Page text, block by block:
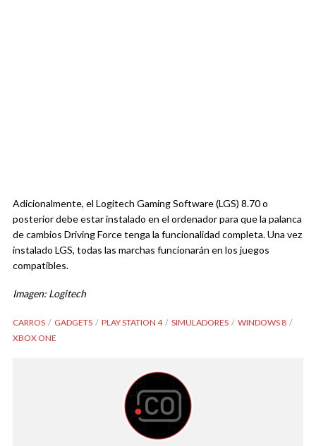
Adicionalmente, el Logitech Gaming Software (LGS) 8.70 o
posterior debe estar instalado en el ordenador para que la palanca
de cambios Driving Force tenga la funcionalidad completa. Una vez
instalado LGS, todas las marchas funcionarán en los juegos
compatibles.
Imagen: Logitech
CARROS GADGETS PLAY STATION 4 SIMULADORES
WINDOWS 8
XBOX ONE